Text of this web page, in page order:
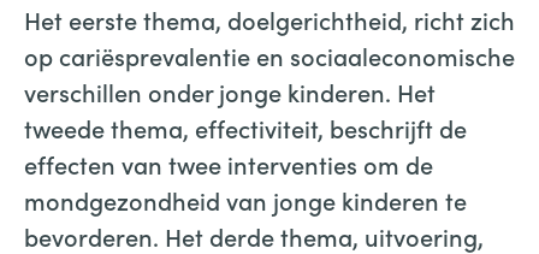
Het eerste thema, doelgerichtheid, richt zich
op cariësprevalentie en sociaaleconomische
verschillen onder jonge kinderen. Het
tweede thema, effectiviteit, beschrijft de
effecten van twee interventies om de
mondgezondheid van jonge kinderen te
bevorderen. Het derde thema, uitvoering,